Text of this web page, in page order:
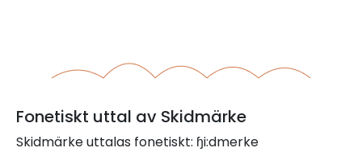
Fonetiskt uttal av Skidmärke
Skidmärke uttalas fonetiskt: ɧi:dmerke